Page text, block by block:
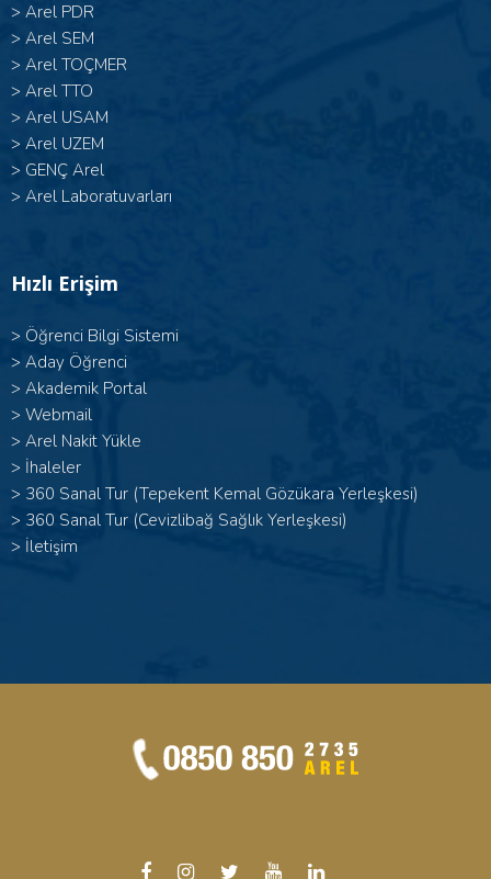
> Arel PDR
> Arel SEM
> Arel TOÇMER
> Arel TTO
> Arel USAM
> Arel UZEM
> GENÇ Arel
> Arel Laboratuvarları
Hızlı Erişim
> Öğrenci Bilgi Sistemi
> Aday Öğrenci
> Akademik Portal
> Webmail
> Arel Nakit Yükle
> İhaleler
> 360 Sanal Tur (Tepekent Kemal Gözükara Yerleşkesi)
> 360 Sanal Tur (Cevizlibağ Sağlık Yerleşkesi)
> İletişim